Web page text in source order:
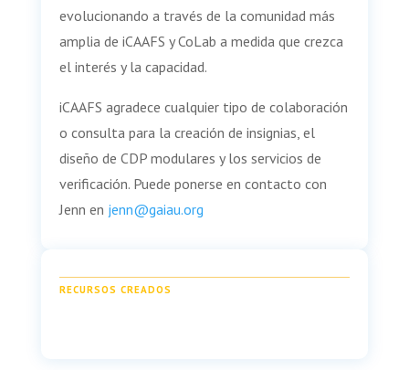
evolucionando a través de la comunidad más
amplia de iCAAFS y CoLab a medida que crezca
el interés y la capacidad.
iCAAFS agradece cualquier tipo de colaboración
o consulta para la creación de insignias, el
diseño de CDP modulares y los servicios de
verificación. Puede ponerse en contacto con
Jenn en jenn@gaiau.org
RECURSOS CREADOS